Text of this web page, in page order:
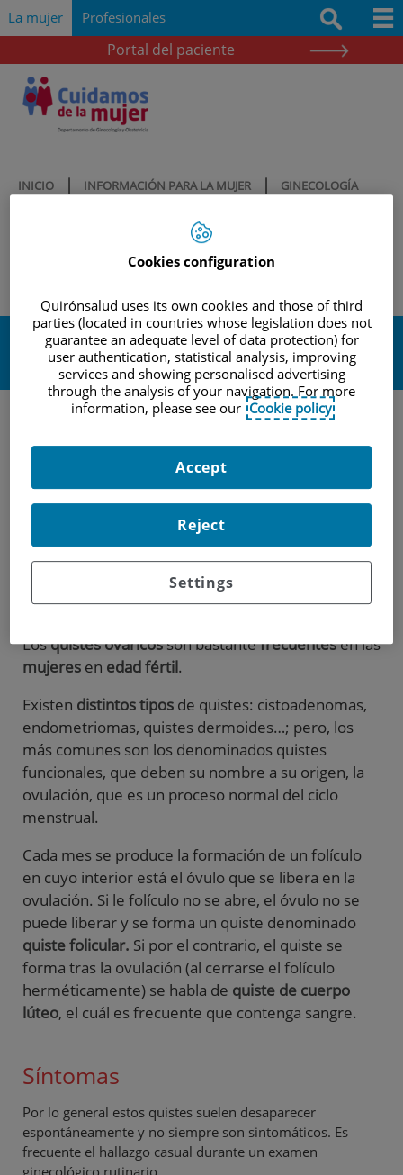
Saltar al contenido
Saltar
La mujer Profesionales Buscar
Portal del paciente
Quiénes somos
Nuestro compromiso
Cartera de servicios
Información para la mujer
Te ofrecemos resultados
Noticias
INICIO | INFORMACIÓN PARA LA MUJER |
GINECOLOGÍA
ONCOLÓGICA Y PATOLOGÍA MAMARIA
¿Qué son los quistes
funcionales de ovario?
Losquistes ováricosson bastantefrecuentesen las
mujeres en edad fértil.
Existen distintos tipos de quistes: cistoadenomas,
endometriomas, quistes dermoides…; pero, los
más comunes son los denominados quistes
funcionales, que deben su nombre a su origen, la
ovulación, que es un proceso normal del ciclo
menstrual.
Cada mes se produce la formación de un folículo
en cuyo interior está el óvulo que se libera en la
ovulación. Si le folículo no se abre, el óvulo no se
puede liberar y se forma un quiste denominado
quiste folicular. Si por el contrario, el quiste se
forma tras la ovulación (al cerrarse el folículo
herméticamente) se habla de quiste de cuerpo
lúteo, el cuál es frecuente que contenga sangre.
Síntomas
Por lo general estos quistes suelen desaparecer
espontáneamente y no siempre son sintomáticos. Es
frecuente el hallazgo casual durante un examen
ginecológico rutinario.
Cookies configuration
Quirónsalud uses its own cookies and those of third
parties (located in countries whose legislation does not
guarantee an adequate level of data protection) for
user authentication, statistical analysis, improving
services and showing personalised advertising
through the analysis of your navigation. For more
information, please see our Cookie policy
Settings
Reject
Accept